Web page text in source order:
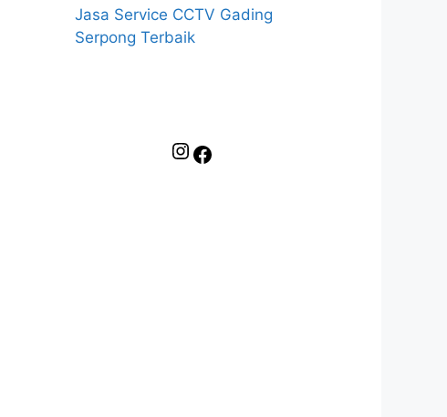
Jasa Service CCTV Gading
Serpong Terbaik